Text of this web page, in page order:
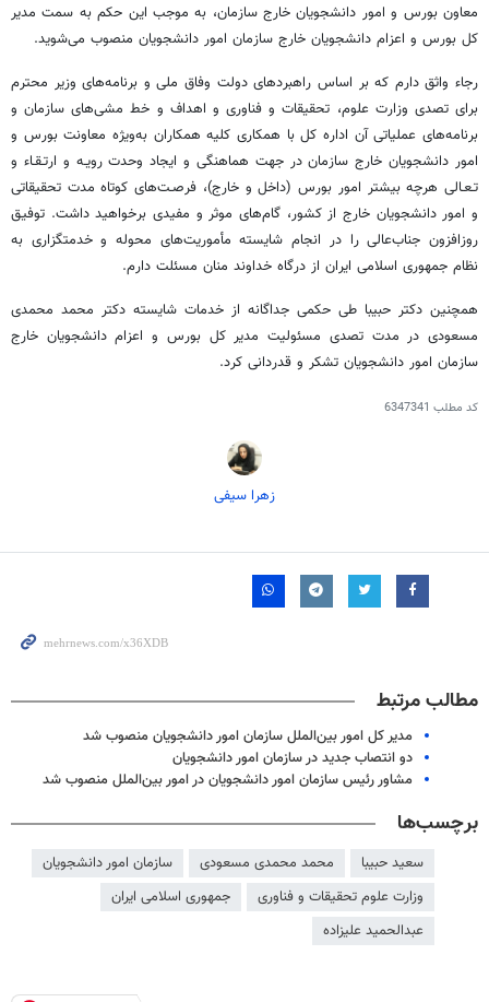
معاون بورس و امور دانشجویان خارج سازمان، به موجب این حکم به سمت مدیر
کل بورس و اعزام دانشجویان خارج سازمان امور دانشجویان منصوب می‌شوید.
رجاء واثق دارم که بر اساس راهبردهای دولت وفاق ملی و برنامه‌های وزیر محترم
برای تصدی وزارت علوم، تحقیقات و فناوری و اهداف و خط مشی‌های سازمان و
برنامه‌های عملیاتی آن اداره کل با همکاری کلیه همکاران به‌ویژه معاونت بورس و
امور دانشجویان خارج سازمان در جهت هماهنگی و ایجاد وحدت رویـه و ارتـقـاء و
تـعـالی هرچه بیشتر امور بورس (داخل و خارج)، فرصـت‌های کوتاه مدت تحقیقاتی
و امور دانشجویان خارج از کشور، گام‌های موثر و مفیدی برخواهید داشت. توفیق
روزافزون جناب‌عالی را در انجام شایسته مأموریت‌های محوله و خدمتگزاری به
نظام جمهوری اسلامی ایران از درگاه خداوند منان مسئلت دارم.
همچنین دکتر حبیبا طی حکمی جداگانه از خدمات شایسته دکتر محمد محمدی
مسعودی در مدت تصدی مسئولیت مدیر کل بورس و اعزام دانشجویان خارج
سازمان امور دانشجویان تشکر و قدردانی کرد.
کد مطلب 6347341
زهرا سیفی
مطالب مرتبط
مدیر کل امور بین‌الملل سازمان امور دانشجویان منصوب شد
دو انتصاب جدید در سازمان امور دانشجویان
مشاور رئیس سازمان امور دانشجویان در امور بین‌الملل منصوب شد
برچسب‌ها
سعید حبیبا محمد محمدی مسعودی
سازمان امور دانشجویان
وزارت علوم تحقیقات و فناوری
جمهوری اسلامی ایران
عبدالحمید علیزاده